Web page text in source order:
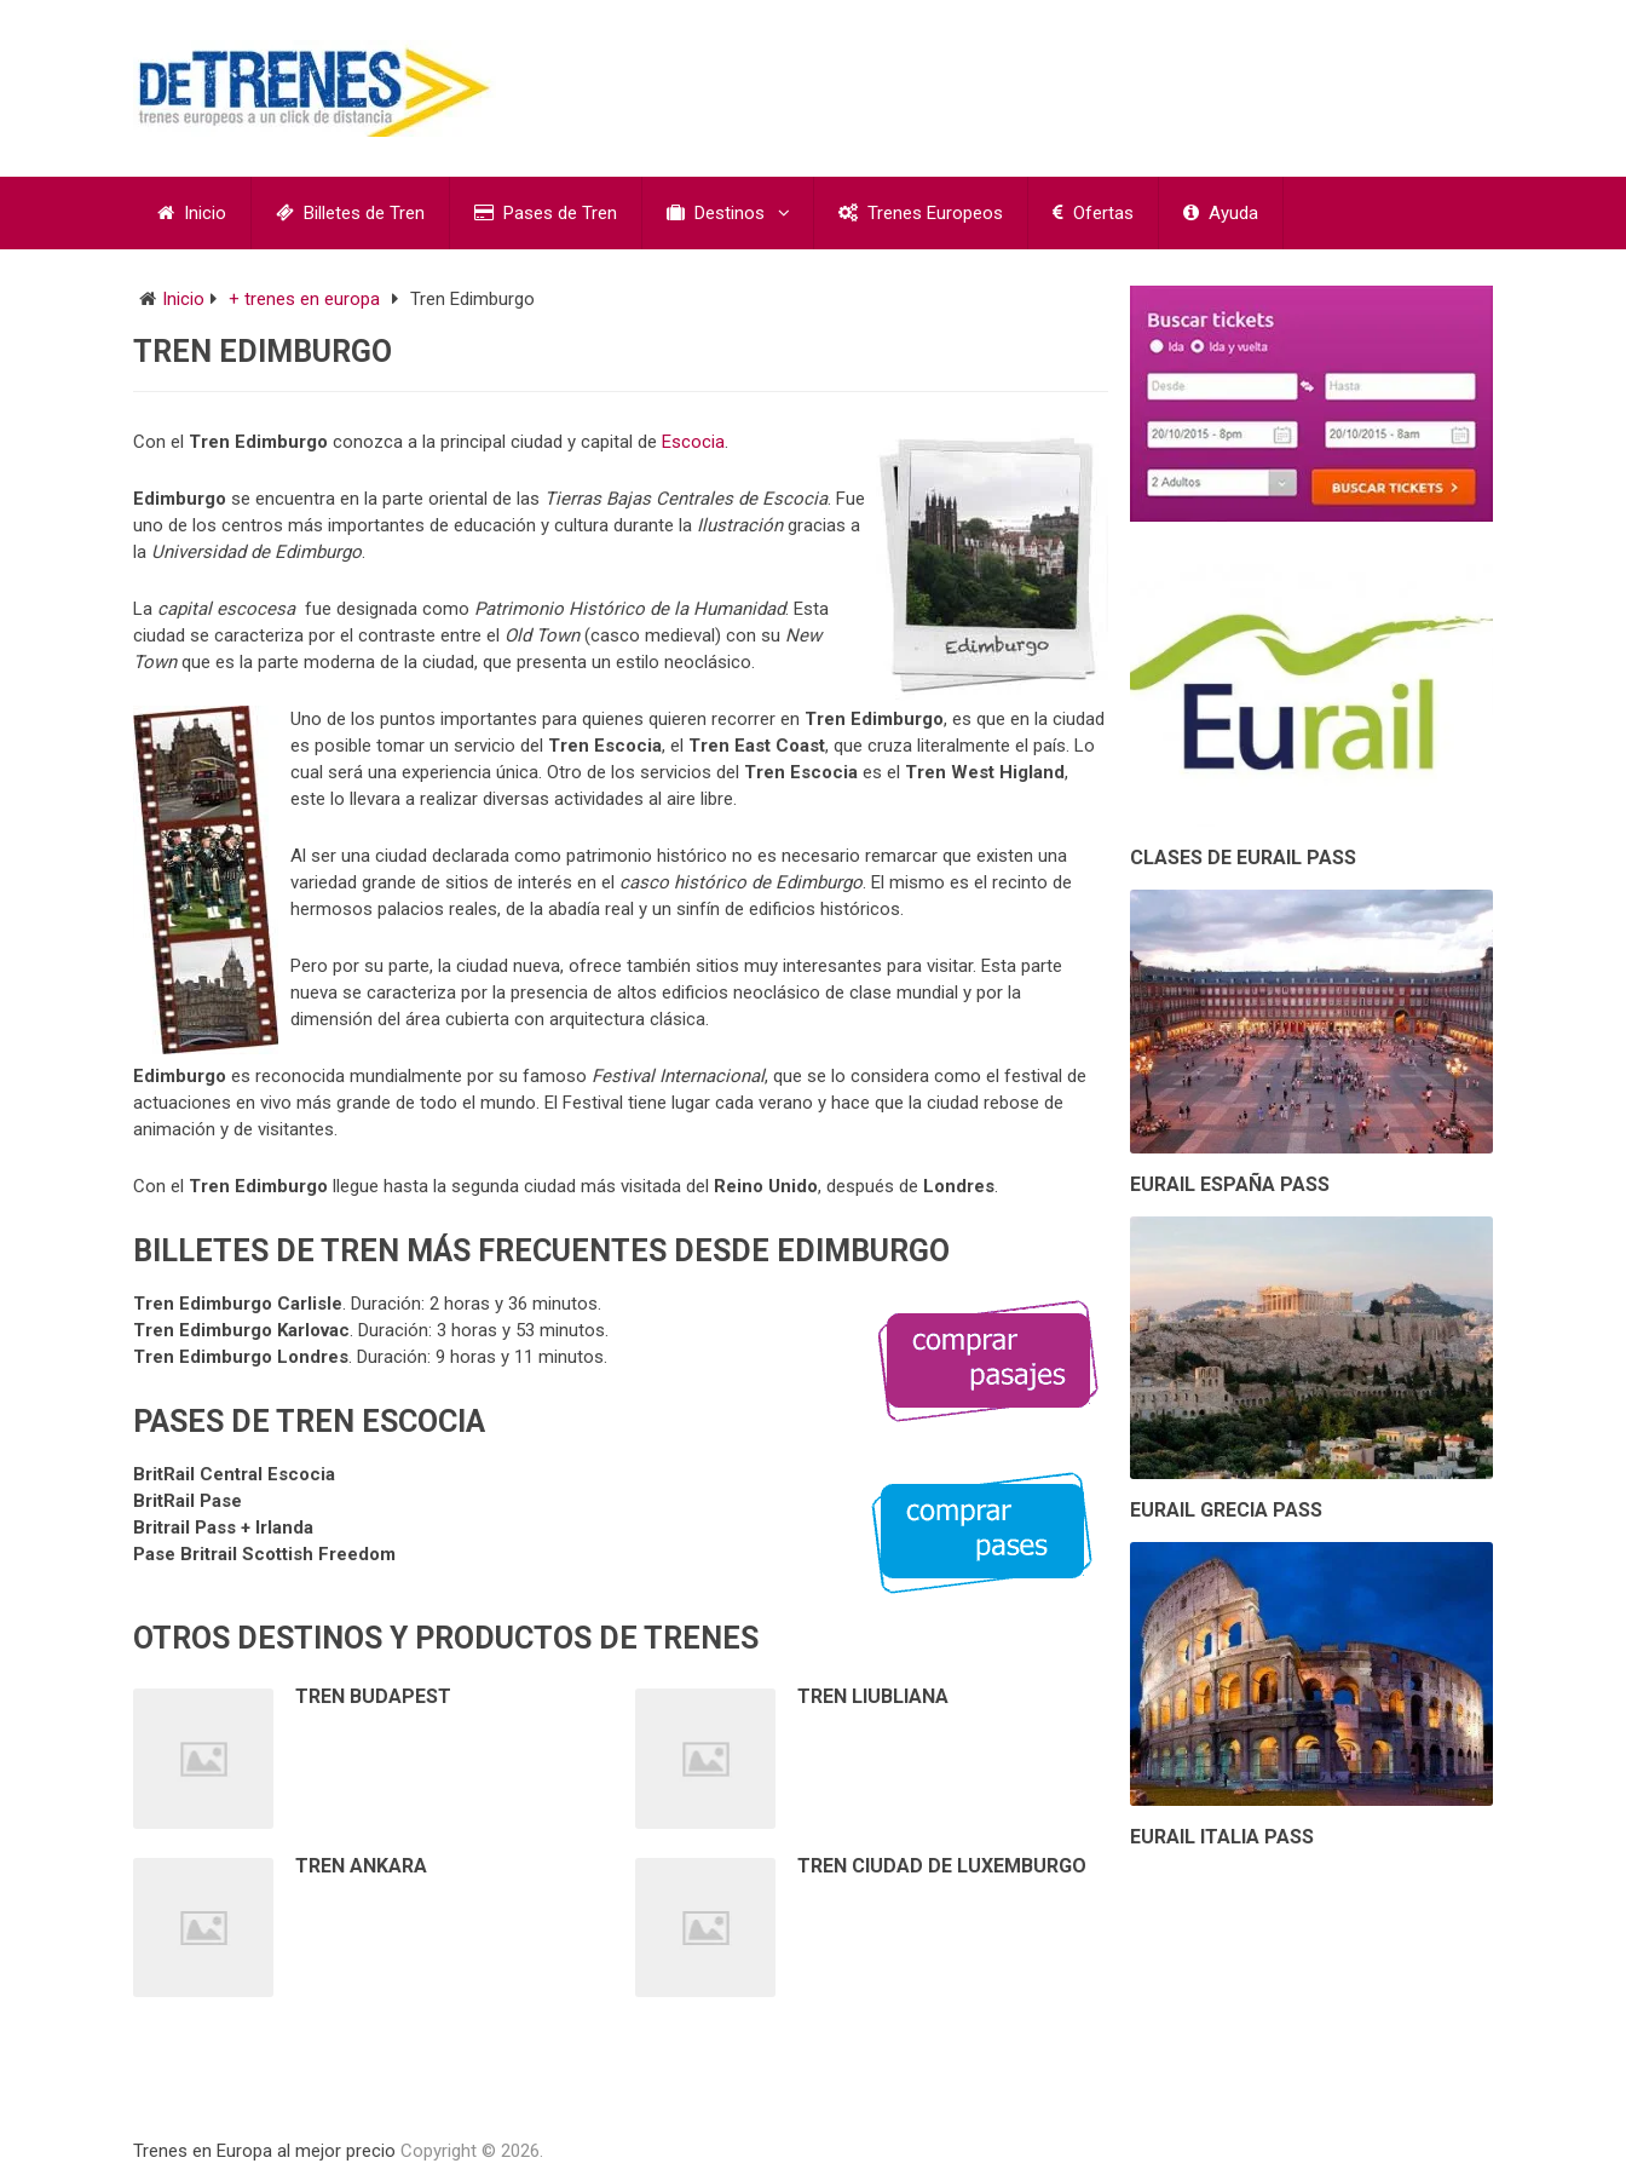
Inicio Billetes de Tren Pases de Tren Destinos Trenes Europeos Ofertas Ayuda
Inicio + trenes en europa Tren Edimburgo
TREN EDIMBURGO
Con el Tren Edimburgo conozca a la principal ciudad y capital de Escocia.
Edimburgo se encuentra en la parte oriental de las Tierras Bajas Centrales de Escocia. Fue
uno de los centros más importantes de educación y cultura durante la Ilustracióngracias a
la Universidad de Edimburgo.
La capital escocesa fue designada como Patrimonio Histórico de la Humanidad. Esta
ciudad se caracteriza por el contraste entre el Old Town(casco medieval) con su New
Townque es la parte moderna de la ciudad, que presenta un estilo neoclásico.
Uno de los puntos importantes para quienes quieren recorrer en Tren Edimburgo, es que en la ciudad
es posible tomar un servicio del Tren Escocia, el Tren East Coast, que cruza literalmente el país. Lo
cual será una experiencia única. Otro de los servicios del Tren Escocia es el Tren West Higland,
este lo llevara a realizar diversas actividades al aire libre.
Al ser una ciudad declarada como patrimonio histórico no es necesario remarcar que existen una
variedad grande de sitios de interés en el casco histórico de Edimburgo. El mismo es el recinto de
hermosos palacios reales, de la abadía real y un sinfín de edificios históricos.
Pero por su parte, la ciudad nueva, ofrece también sitios muy interesantes para visitar. Esta parte
nueva se caracteriza por la presencia de altos edificios neoclásico de clase mundial y por la
dimensión del área cubierta con arquitectura clásica.
Edimburgo es reconocida mundialmente por su famoso Festival Internacional, que se lo considera como el festival de
actuaciones en vivo más grande de todo el mundo. El Festival tiene lugar cada verano y hace que la ciudad rebose de
animación y de visitantes.
Con el Tren Edimburgo llegue hasta la segunda ciudad más visitada del Reino Unido, después de Londres.
BILLETES DE TREN MÁS FRECUENTES DESDE EDIMBURGO
Tren Edimburgo Carlisle. Duración: 2 horas y 36 minutos.
Tren Edimburgo Karlovac. Duración: 3 horas y 53 minutos.
Tren Edimburgo Londres. Duración: 9 horas y 11 minutos.
PASES DE TREN ESCOCIA
BritRail Central Escocia
BritRail Pase
Britrail Pass + Irlanda
Pase Britrail Scottish Freedom
OTROS DESTINOS Y PRODUCTOS DE TRENES
TREN BUDAPEST TREN LIUBLIANA
TREN ANKARA TREN CIUDAD DE LUXEMBURGO
CLASES DE EURAIL PASS
EURAIL ESPAÑA PASS
EURAIL GRECIA PASS
EURAIL ITALIA PASS
Trenes en Europa al mejor precio Copyright © 2026.